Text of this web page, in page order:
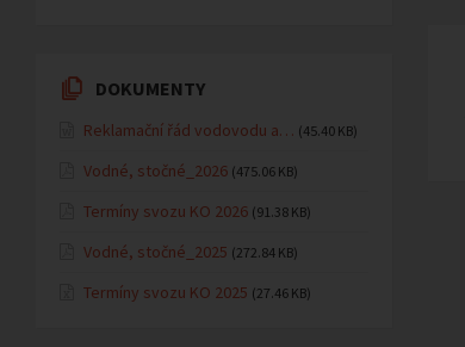
DOKUMENTY
Reklamační řád vodovodu a… (45.40 KB)
Vodné, stočné_2026 (475.06 KB)
Termíny svozu KO 2026 (91.38 KB)
Vodné, stočné_2025 (272.84 KB)
Termíny svozu KO 2025 (27.46 KB)